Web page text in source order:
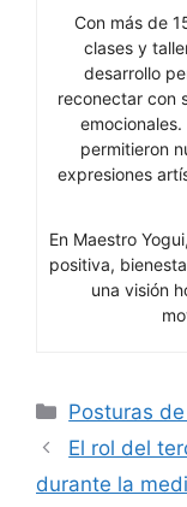
Con más de
clases y
desarrollo
reconectar con
permitieron
expresiones
En Maestro
positiva,
una visión
Categorías
Posturas
El rol del
durante la